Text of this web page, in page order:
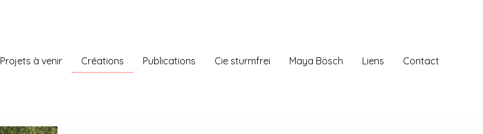
Projets à venir Créations Publications Cie sturmfrei Maya Bösch Liens Contact